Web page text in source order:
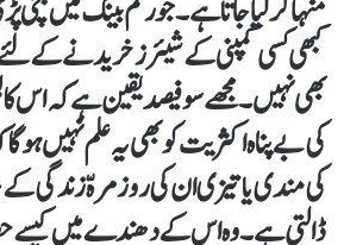
منہا کرلیا جاتا ہے۔ جو رقم بینک میں
کبھی کسی کمپنی کے شیئرز خریدنے کے
بھی نہیں۔ مجھے سو فیصد یقین ہے کہ اس
کی بے پناہ اکثریت کوبھی یہ علم نہیں
کی مندی یا تیزی ان کی روزمرہّ زندگی کے
ڈالتی ہے۔ وہ اس کے دھندے میں کیسے